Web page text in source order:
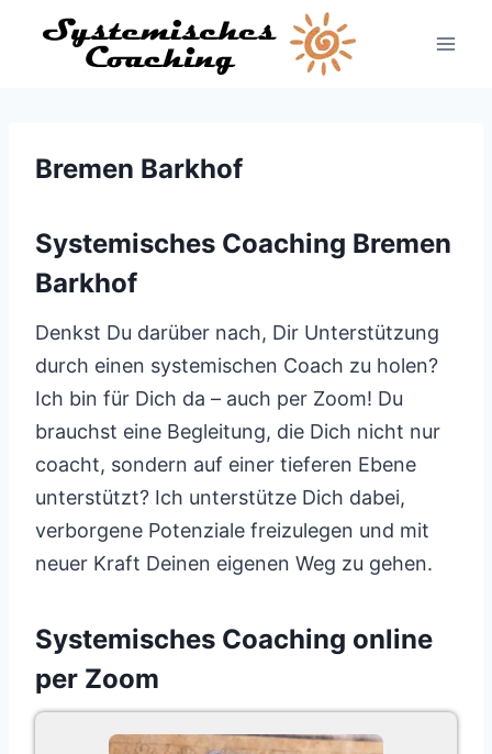
Inhalt
Bremen Barkhof
Systemisches Coaching Bremen
Barkhof
Denkst Du darüber nach, Dir Unterstützung
durch einen systemischen Coach zu holen?
Ich bin für Dich da – auch per Zoom! Du
brauchst eine Begleitung, die Dich nicht nur
coacht, sondern auf einer tieferen Ebene
unterstützt? Ich unterstütze Dich dabei,
verborgene Potenziale freizulegen und mit
neuer Kraft Deinen eigenen Weg zu gehen.
Systemisches Coaching online
per Zoom